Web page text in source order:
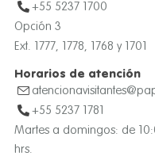
+55 5237 1700
Opción 3
Ext. 1777, 1778, 1768 y 1701
Horarios de atención
+55 5237 1781
Martes a domingos: de
hrs.